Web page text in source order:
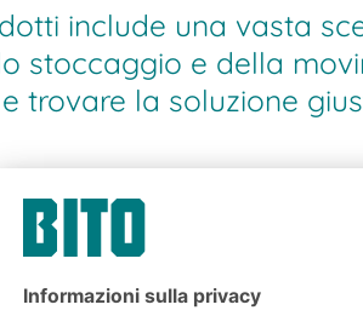
include una vasta
stoccaggio e della
trovare la soluzione
le